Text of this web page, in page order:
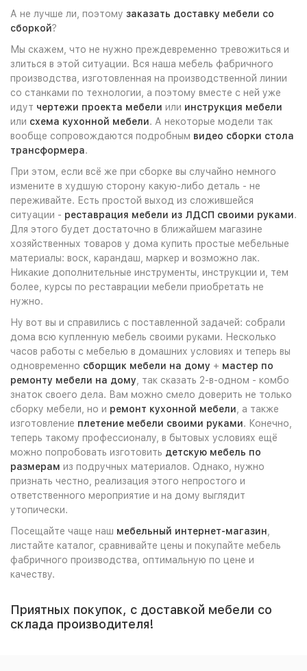
А не лучше ли, поэтому заказать доставку мебели со
сборкой?
Мы скажем, что не нужно преждевременно тревожиться и
злиться в этой ситуации. Вся наша мебель фабричного
производства, изготовленная на производственной линии
со станками по технологии, а поэтому вместе с ней уже
идут чертежи проекта мебели или инструкция мебели
или схема кухонной мебели. А некоторые модели так
вообще сопровождаются подробным видео сборки стола
трансформера.
При этом, если всё же при сборке вы случайно немного
измените в худшую сторону какую-либо деталь - не
переживайте. Есть простой выход из сложившейся
ситуации - реставрация мебели из ЛДСП своими руками.
Для этого будет достаточно в ближайшем магазине
хозяйственных товаров у дома купить простые мебельные
материалы: воск, карандаш, маркер и возможно лак.
Никакие дополнительные инструменты, инструкции и, тем
более, курсы по реставрации мебели приобретать не
нужно.
Ну вот вы и справились с поставленной задачей: собрали
дома всю купленную мебель своими руками. Несколько
часов работы с мебелью в домашних условиях и теперь вы
одновременно сборщик мебели на дому + мастер по
ремонту мебели на дому , так сказать 2-в-одном - комбо
знаток своего дела. Вам можно смело доверить не только
сборку мебели, но и ремонт кухонной мебели , а также
изготовление плетение мебели своими руками. Конечно,
теперь такому профессионалу, в бытовых условиях ещё
можно попробовать изготовить детскую мебель по
размерам из подручных материалов. Однако, нужно
признать честно, реализация этого непростого и
ответственного мероприятие и на дому выглядит
утопически.
Посещайте чаще наш мебельный интернет-магазин
листайте каталог, сравнивайте цены и покупайте мебель
фабричного производства, оптимальную по цене и
качеству.
Приятных покупок, с доставкой мебели со
склада производителя!